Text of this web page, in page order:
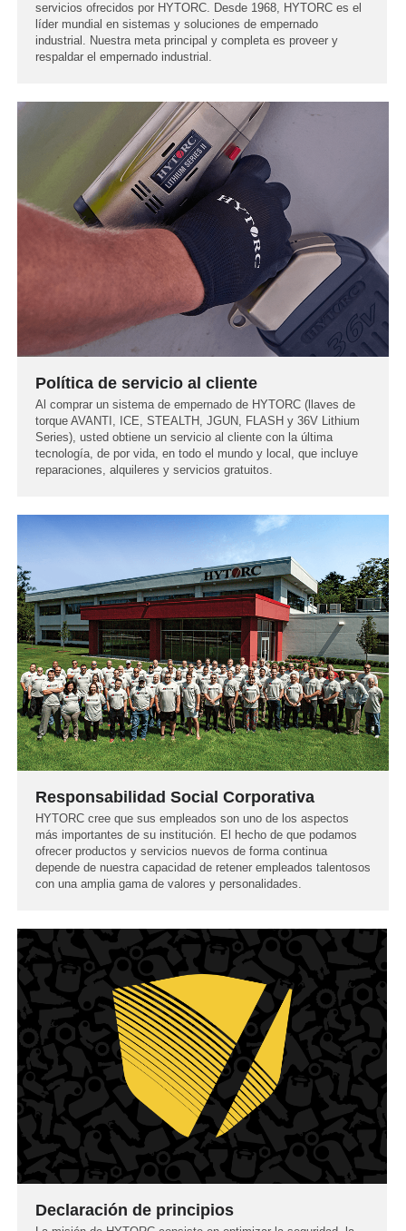
servicios ofrecidos por HYTORC. Desde 1968, HYTORC es el
líder mundial en sistemas y soluciones de empernado
industrial. Nuestra meta principal y completa es proveer y
respaldar el empernado industrial.
Política de servicio al cliente
Al comprar un sistema de empernado de HYTORC (llaves de
torque AVANTI, ICE, STEALTH, JGUN, FLASH y 36V Lithium
Series), usted obtiene un servicio al cliente con la última
tecnología, de por vida, en todo el mundo y local, que incluye
reparaciones, alquileres y servicios gratuitos.
Responsabilidad Social Corporativa
HYTORC cree que sus empleados son uno de los aspectos
más importantes de su institución. El hecho de que podamos
ofrecer productos y servicios nuevos de forma continua
depende de nuestra capacidad de retener empleados talentosos
con una amplia gama de valores y personalidades.
Declaración de principios